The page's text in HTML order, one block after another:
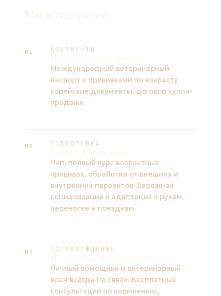
Мы всегда рядом
01 ДОКУМЕНТЫ
Международный ветеринарный
паспорт с прививками по возрасту,
корейские документы, договор купли-
продажи.
02 ПОДГОТОВКА
Чип, полный курс возрастных
прививок, обработка от внешних и
внутренних паразитов. Бережная
социализация и адаптация к рукам,
переноске и поездкам.
03 СОПРОВОЖДЕНИЕ
Личный помощник и ветеринарный
врач всегда на связи. Бесплатные
консультации по кормлению,